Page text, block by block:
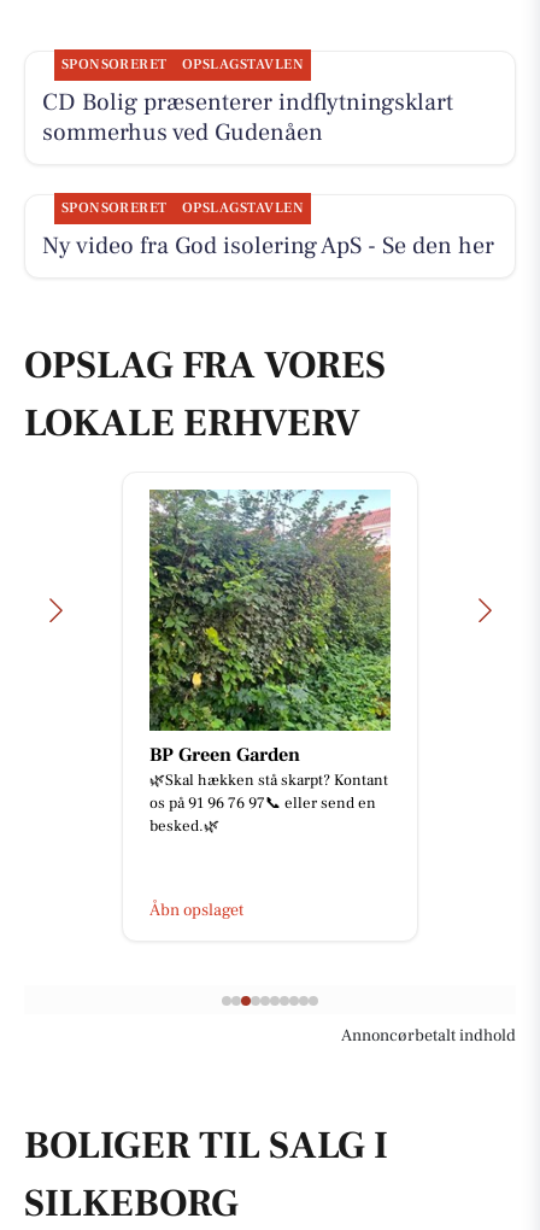
SPONSORERET OPSLAGSTAVLEN
CD Bolig præsenterer indflytningsklart
sommerhus ved Gudenåen
SPONSORERET OPSLAGSTAVLEN
Ny video fra God isolering ApS - Se den her
OPSLAG FRA VORES
LOKALE ERHVERV
BP Green Garden
🌿Skal hækken stå skarpt? Kontant
os på 91 96 76 97📞 eller send en
besked.🌿
Åbn opslaget
Annoncørbetalt indhold
BOLIGER TIL SALG I
SILKEBORG